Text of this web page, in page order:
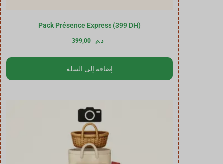
Pack Présence Express (399 DH)
399,00 د.م
إضافة إلى السلة